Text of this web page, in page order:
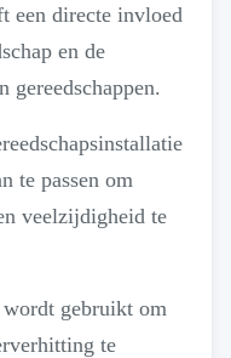
een directe invloed
en de
gereedschappen.
te passen om
veelzijdigheid te
gebruikt om
te